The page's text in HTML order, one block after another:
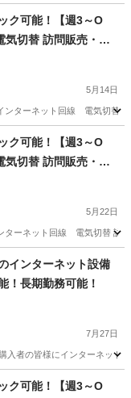
ク可能！【週3～O
切替 訪問販売・紹
5月14日
ターネット回線 電気切替
セルフ
ク可能！【週3～O
切替 訪問販売・紹
5月22日
ーネット回線 電気切替 訪
インターネット設備
！長期勤務可能！
7月27日
入者の皆様にインターネッ
ク可能！【週3～O